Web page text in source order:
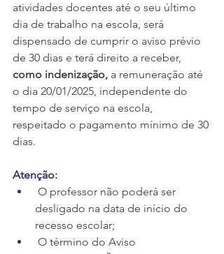
atividades docentes até o seu último
dia de trabalho na escola, será
dispensado de cumprir o aviso prévio
de 30 dias e terá direito a receber,
como indenização, a remuneração até
o dia 20/01/2025, independente do
tempo de serviço na escola,
respeitado o pagamento mínimo de 30
dias.
Atenção:
O professor não poderá ser
desligado na data de início do
recesso escolar;
O término do Aviso